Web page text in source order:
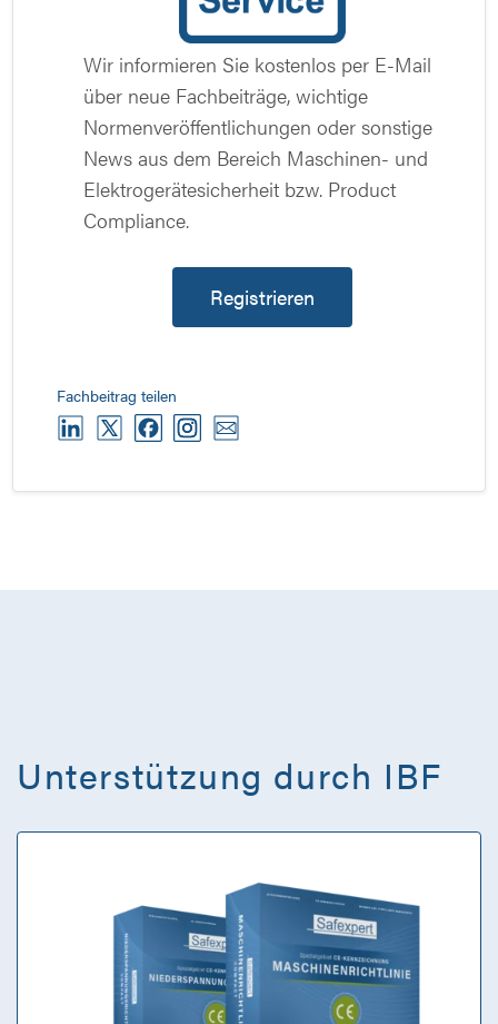
Wir informieren Sie kostenlos per E-Mail
über neue Fachbeiträge, wichtige
Normenveröffentlichungen oder sonstige
News aus dem Bereich Maschinen- und
Elektrogerätesicherheit bzw. Product
Compliance.
Registrieren
Fachbeitrag teilen
Unterstützung durch IBF